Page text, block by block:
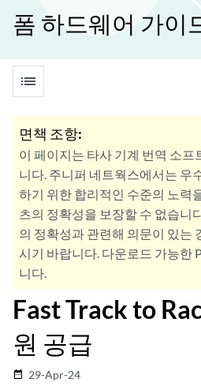
폼 하드웨어 가이
list
면책 조항:
이 페이지는 타사 기계 번역 소프
니다. 주니퍼 네트웍스에서는 우
하기 위한 합리적인 수준의 노력
츠의 정확성을 보장할 수 없습니
의 정확성과 관련해 의문이 있는
시기 바랍니다. 다운로드 가능한
니다.
Fast Track to
원 공급
date_range 29-Apr-24